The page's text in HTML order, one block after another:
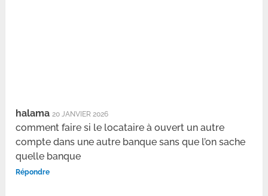
halama 20 JANVIER 2026
comment faire si le locataire à ouvert un autre
compte dans une autre banque sans que l’on sache
quelle banque
Répondre